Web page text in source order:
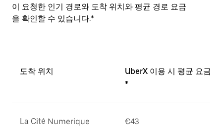
이 요청한 인기 경로와 도착 위치와 평균 경로 요금
을 확인할 수 있습니다.*
도착 위치
UberX 이용 시 평균 요금
*
La Cité Numerique €43